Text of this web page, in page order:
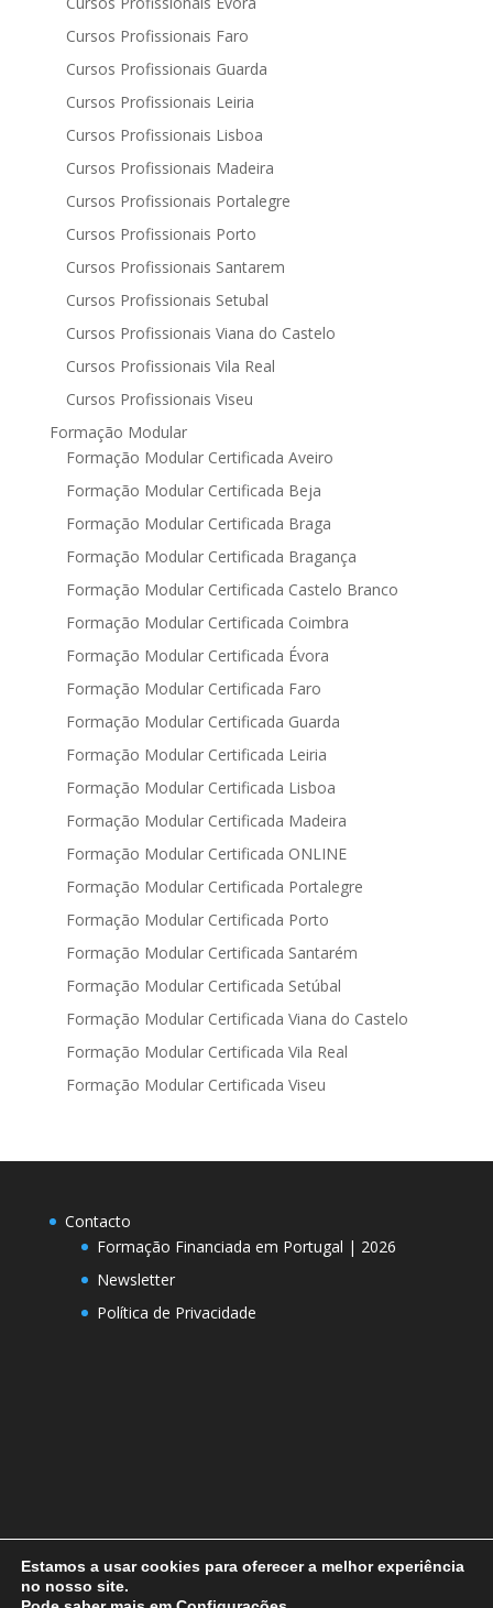
Cursos Profissionais Faro
Cursos Profissionais Guarda
Cursos Profissionais Leiria
Cursos Profissionais Lisboa
Cursos Profissionais Madeira
Cursos Profissionais Portalegre
Cursos Profissionais Porto
Cursos Profissionais Santarem
Cursos Profissionais Setubal
Cursos Profissionais Viana do Castelo
Cursos Profissionais Vila Real
Cursos Profissionais Viseu
Formação Modular
Formação Modular Certificada Aveiro
Formação Modular Certificada Beja
Formação Modular Certificada Braga
Formação Modular Certificada Bragança
Formação Modular Certificada Castelo Branco
Formação Modular Certificada Coimbra
Formação Modular Certificada Évora
Formação Modular Certificada Faro
Formação Modular Certificada Guarda
Formação Modular Certificada Leiria
Formação Modular Certificada Lisboa
Formação Modular Certificada Madeira
Formação Modular Certificada ONLINE
Formação Modular Certificada Portalegre
Formação Modular Certificada Porto
Formação Modular Certificada Santarém
Formação Modular Certificada Setúbal
Formação Modular Certificada Viana do Castelo
Formação Modular Certificada Vila Real
Formação Modular Certificada Viseu
Contacto
Formação Financiada em Portugal | 2026
Newsletter
Política de Privacidade
Estamos a usar cookies para oferecer a melhor experiência
no nosso site.